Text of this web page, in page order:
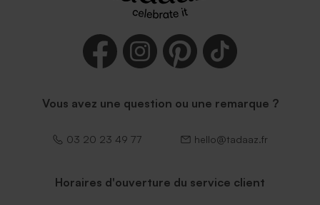
Vous avez une question ou une remarque ?
03 20 23 49 77 hello@tadaaz.fr
Horaires d'ouverture du service client